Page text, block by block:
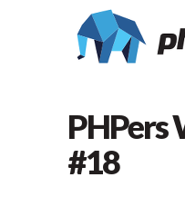
PHPers
#18